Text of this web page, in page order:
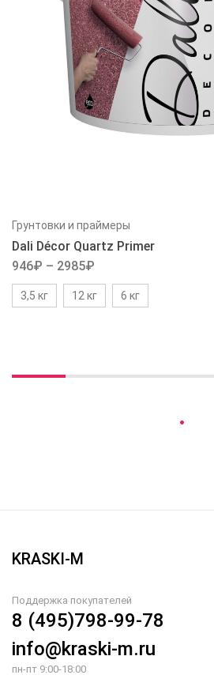
Грунтовки и праймеры
Dali Décor Quartz Primer
946₽ – 2985₽
3,5 кг 12 кг 6 кг
Вы недавно
KRASKI-M
Поддержка покупателей
8 (495)798-99-78
info@kraski-m.ru
пн-пт 9:00-18:00